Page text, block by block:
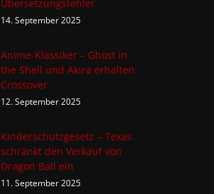
Übersetzungsfehler
14. September 2025
Anime-Klassiker – Ghost in
the Shell und Akira erhalten
Crossover
12. September 2025
Kinderschutzgesetz – Texas
schränkt den Verkauf von
Dragon Ball ein
11. September 2025